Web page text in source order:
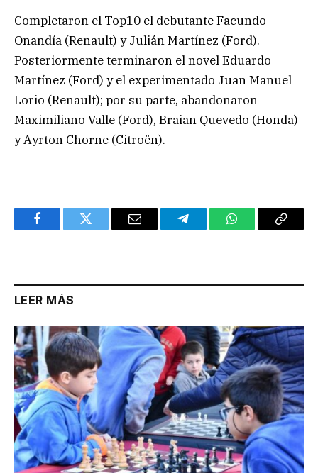
Completaron el Top10 el debutante Facundo
Onandía (Renault) y Julián Martínez (Ford).
Posteriormente terminaron el novel Eduardo
Martínez (Ford) y el experimentado Juan Manuel
Lorio (Renault); por su parte, abandonaron
Maximiliano Valle (Ford), Braian Quevedo (Honda)
y Ayrton Chorne (Citroën).
FacebookTwitter Email TelegramWhatsAppCopy
LEER MÁS